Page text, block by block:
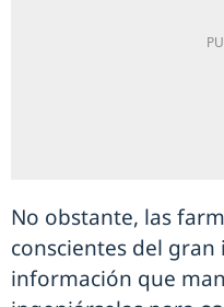
No obstante, las
conscientes del
información que